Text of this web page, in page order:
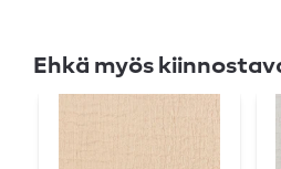
Ehkä myös